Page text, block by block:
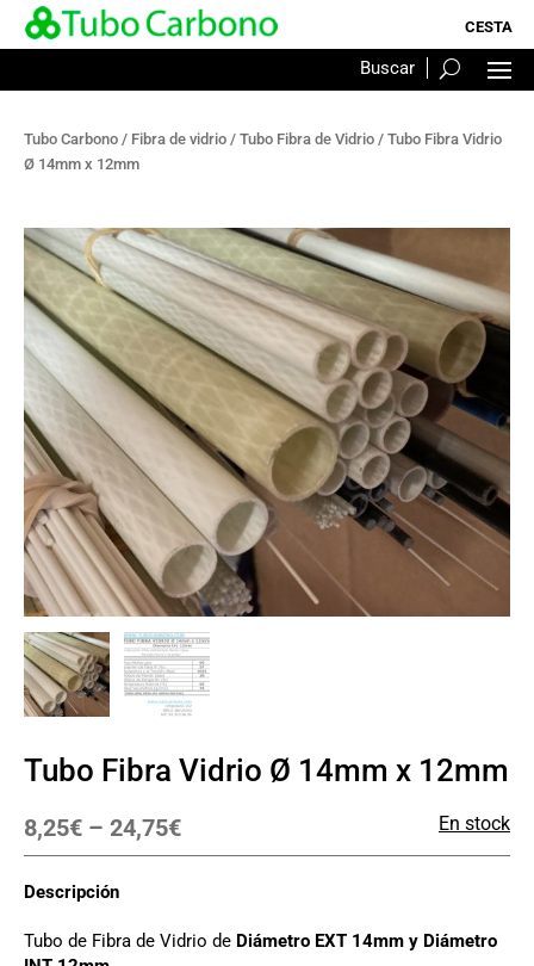
Tubo Carbono / Fibra de vidrio / Tubo Fibra de Vidrio / Tubo Fibra Vidrio
Ø 14mm x 12mm
Tubo Fibra Vidrio Ø 14mm x 12mm
8,25€ – 24,75€ En stock
Descripción
Tubo de Fibra de Vidrio de Diámetro EXT 14mm y Diámetro